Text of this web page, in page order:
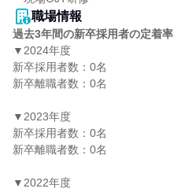
職場情報
過去3年間の新卒採用者の定着率
▼2024年度
新卒採用者数：0名
新卒離職者数：0名
▼2023年度
新卒採用者数：0名
新卒離職者数：0名
▼2022年度